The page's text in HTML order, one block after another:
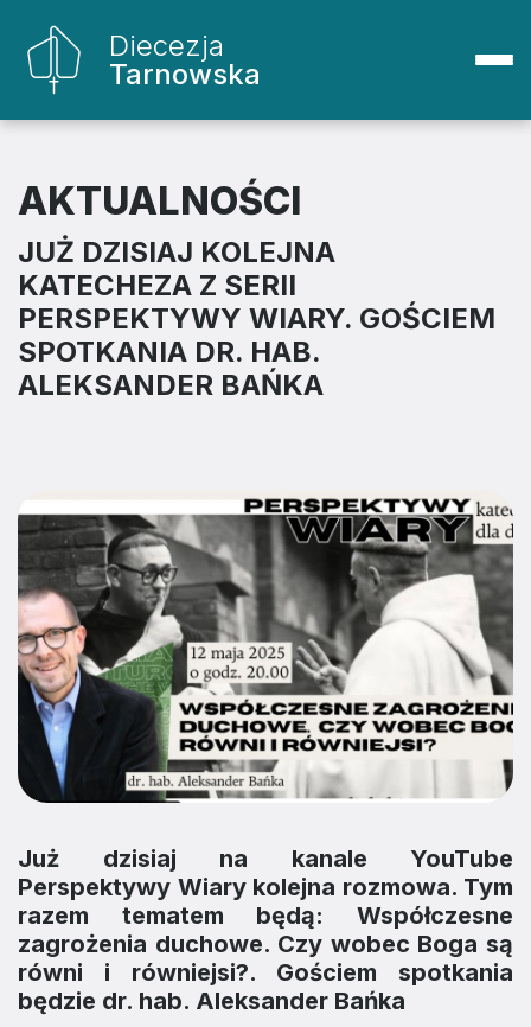
Diecezja
Tarnowska
AKTUALNOŚCI
JUŻ DZISIAJ KOLEJNA
KATECHEZA Z SERII
PERSPEKTYWY WIARY. GOŚCIEM
SPOTKANIA DR. HAB.
ALEKSANDER BAŃKA
Już dzisiaj na kanale YouTube
Perspektywy Wiary kolejna rozmowa. Tym
razem tematem będą: Współczesne
zagrożenia duchowe. Czy wobec Boga są
równi i równiejsi?. Gościem spotkania
będzie dr. hab. Aleksander Bańka